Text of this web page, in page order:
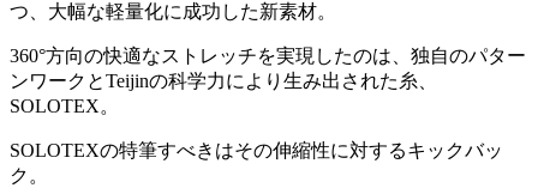
つ、大幅な軽量化に成功した新素材。
360°方向の快適なストレッチを実現したのは、独自のパター
ンワークとTeijinの科学力により生み出された糸、
SOLOTEX。
SOLOTEXの特筆すべきはその伸縮性に対するキックバッ
ク。